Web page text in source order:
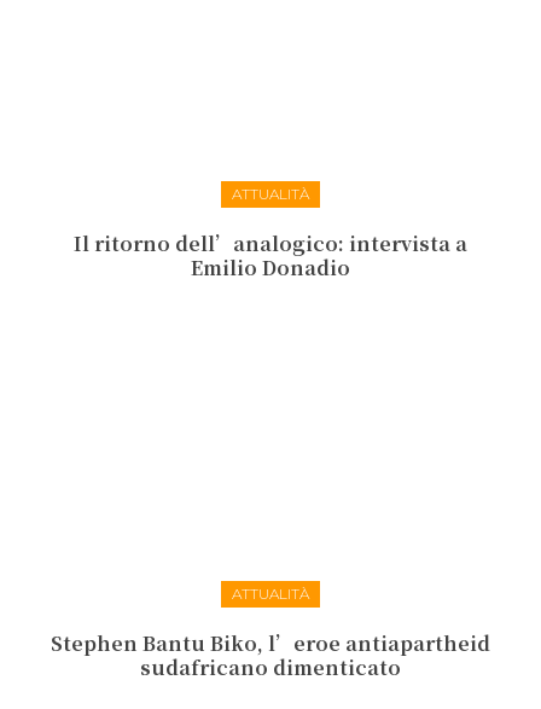
ATTUALITÀ
Il ritorno dell’analogico: intervista a
Emilio Donadio
ATTUALITÀ
Stephen Bantu Biko, l’eroe antiapartheid
sudafricano dimenticato